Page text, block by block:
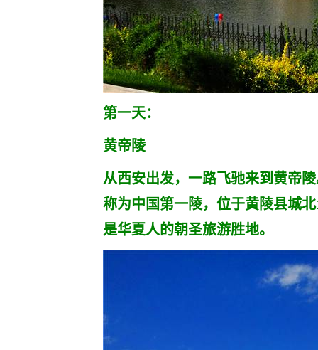
第一天：
黄帝陵
从西安出发，一路飞驰来到黄帝
称为中国第一陵，位于黄陵县城
是华夏人的朝圣旅游胜地。